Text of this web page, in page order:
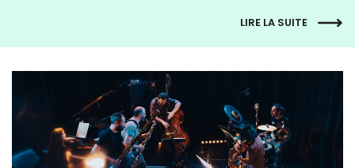
LIRE LA SUITE